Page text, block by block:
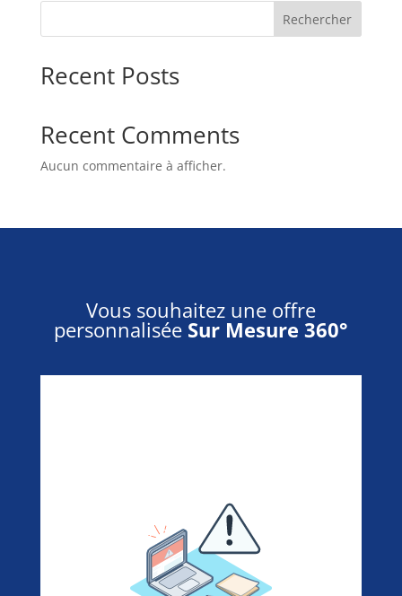
Rechercher
Recent Posts
Recent Comments
Aucun commentaire à afficher.
Vous souhaitez une offre
personnalisée Sur Mesure 360°